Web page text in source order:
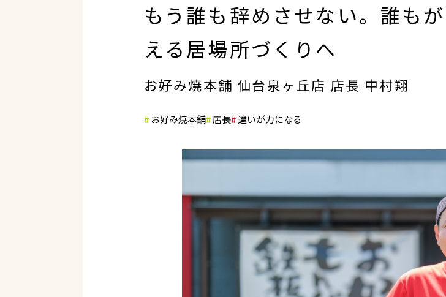
もう誰も辞めさせない。誰も
える居場所づくりへ
お好み焼本舗 仙台泉ヶ丘店 店長 中村翔
お好み焼本舗 店長 違いが力になる